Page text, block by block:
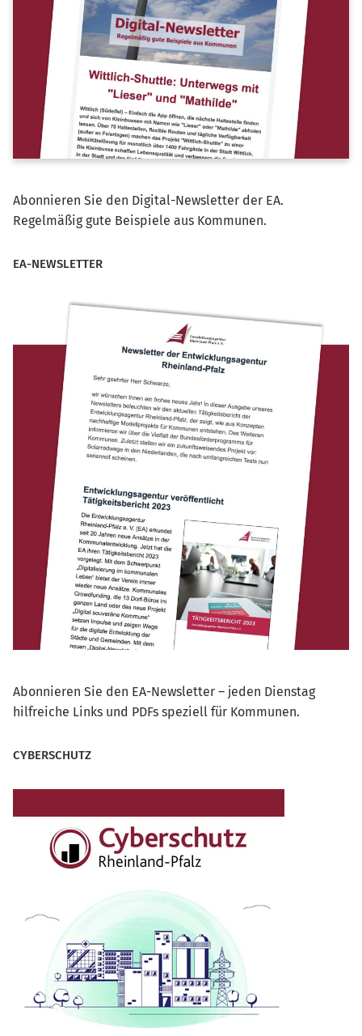
Abonnieren Sie den Digital-Newsletter der EA.
Regelmäßig gute Beispiele aus Kommunen.
EA-NEWSLETTER
Abonnieren Sie den EA-Newsletter – jeden Dienstag
hilfreiche Links und PDFs speziell für Kommunen.
CYBERSCHUTZ